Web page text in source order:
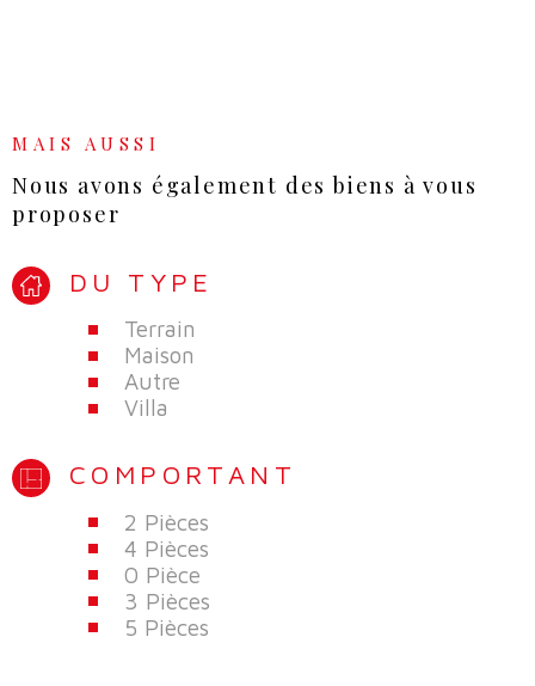
MAIS AUSSI
Nous avons également des biens à vous
proposer
DU TYPE
Terrain
Maison
Autre
Villa
COMPORTANT
2 Pièces
4 Pièces
0 Pièce
3 Pièces
5 Pièces